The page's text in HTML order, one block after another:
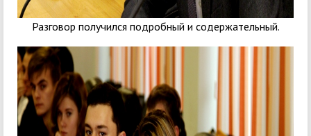
Разговор получился подробный и содержательный.